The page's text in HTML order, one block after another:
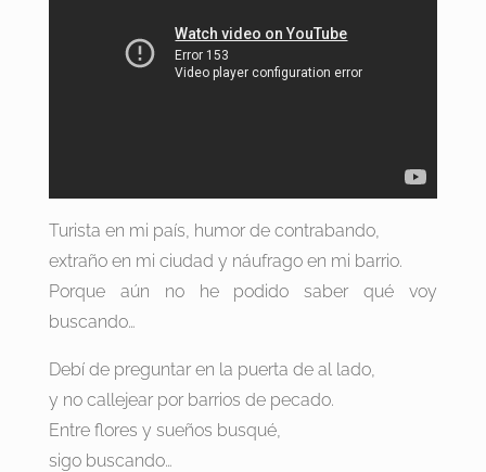
Turista en mi país, humor de contrabando,
extraño en mi ciudad y náufrago en mi barrio.
Porque aún no he podido saber qué voy
buscando…
Debí de preguntar en la puerta de al lado,
y no callejear por barrios de pecado.
Entre flores y sueños busqué,
sigo buscando…